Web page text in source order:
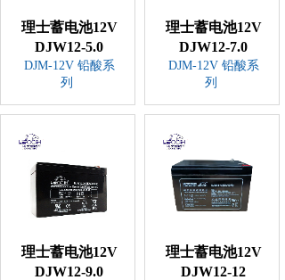
理士蓄电池12V
DJW12-5.0
DJM-12V 铅酸系
列
理士蓄电池12V
DJW12-7.0
DJM-12V 铅酸系
列
理士蓄电池12V
DJW12-9.0
理士蓄电池12V
DJW12-12